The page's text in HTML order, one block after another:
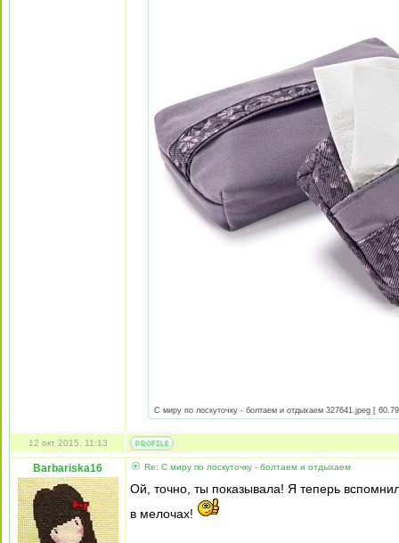
С миру по лоскуточку - болтаем и отдыхаем 327641.jpeg [
12 окт 2015, 11:13
Barbariska16 Re: С миру по лоскуточку - болтаем и отдыхаем
Ой, точно, ты показывала! Я теперь
в мелочах!